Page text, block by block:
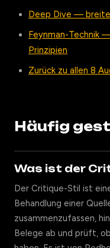
Deep Dive — breite
Feynman-Technik
Prinzipien
Zurück zu allen 8
Häufig
Was ist der
Der Critique-Stil ist
Behandlung einer
zusammenzufassen,
Belege ab und prüft,